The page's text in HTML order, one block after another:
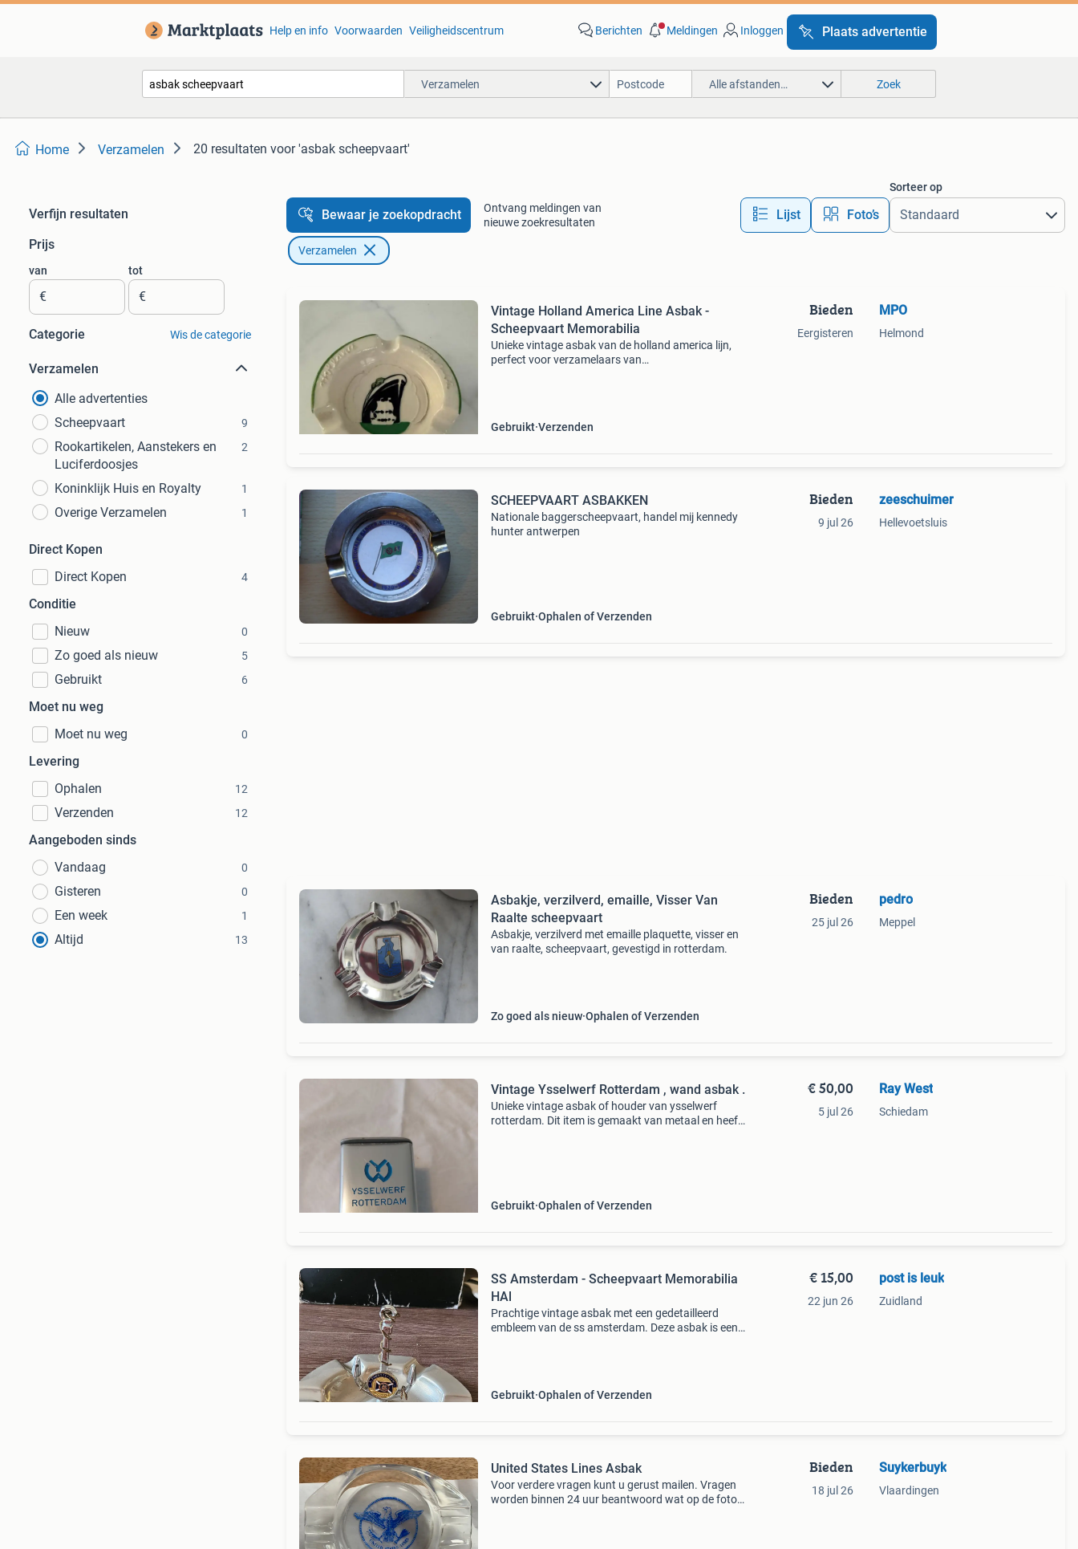
Help en info Voorwaarden Veiligheidscentrum Berichten Meldingen Inloggen Plaats advertentie
Verzamelen Alle afstanden… Zoek
Home Verzamelen 20 resultaten voor 'asbak scheepvaart'
Verfijn resultaten
Prijs
van
€
tot
€
Categorie Wis de categorie
Verzamelen
Alle advertenties
Scheepvaart
9
Rookartikelen, Aanstekers en
Luciferdoosjes
2
Koninklijk Huis en Royalty 1
Overige Verzamelen 1
Direct Kopen
Direct Kopen
4
Conditie
Nieuw
0
Zo goed als nieuw 5
Gebruikt 6
Moet nu weg
Moet nu weg
0
Levering
Ophalen
12
Verzenden 12
Aangeboden sinds
Vandaag
0
Gisteren 0
Een week 1
Altijd 13
Bewaar je zoekopdracht
Ontvang meldingen van
nieuwe zoekresultaten
Lijst Foto’s
Sorteer op
Verzamelen
Vintage Holland America Line Asbak -
Scheepvaart Memorabilia
Unieke vintage asbak van de holland america lijn,
perfect voor verzamelaars van
Gebruikt Verzenden
Bieden
Eergisteren
MPO
Helmond
SCHEEPVAART ASBAKKEN
Nationale baggerscheepvaart, handel mij kennedy
hunter antwerpen
Gebruikt Ophalen of Verzenden
Bieden
9 jul 26
zeeschuimer
Hellevoetsluis
Asbakje, verzilverd, emaille, Visser Van
Raalte scheepvaart
Asbakje, verzilverd met emaille plaquette, visser en
van raalte, scheepvaart, gevestigd in rotterdam.
Zo goed als nieuw Ophalen of Verzenden
Bieden
25 jul 26
pedro
Meppel
Vintage Ysselwerf Rotterdam , wand asbak .
Unieke vintage asbak of houder van ysselwerf
rotterdam. Dit item is gemaakt van metaal en heeft
Gebruikt Ophalen of Verzenden
€ 50,00
5 jul 26
Ray West
Schiedam
SS Amsterdam - Scheepvaart Memorabilia
HAl
Prachtige vintage asbak met een gedetailleerd
embleem van de ss amsterdam. Deze asbak is een
Gebruikt Ophalen of Verzenden
€ 15,00
22 jun 26
post is leuk
Zuidland
United States Lines Asbak
Voor verdere vragen kunt u gerust mailen. Vragen
worden binnen 24 uur beantwoord wat op de foto
Bieden
18 jul 26
Suykerbuyk
Vlaardingen